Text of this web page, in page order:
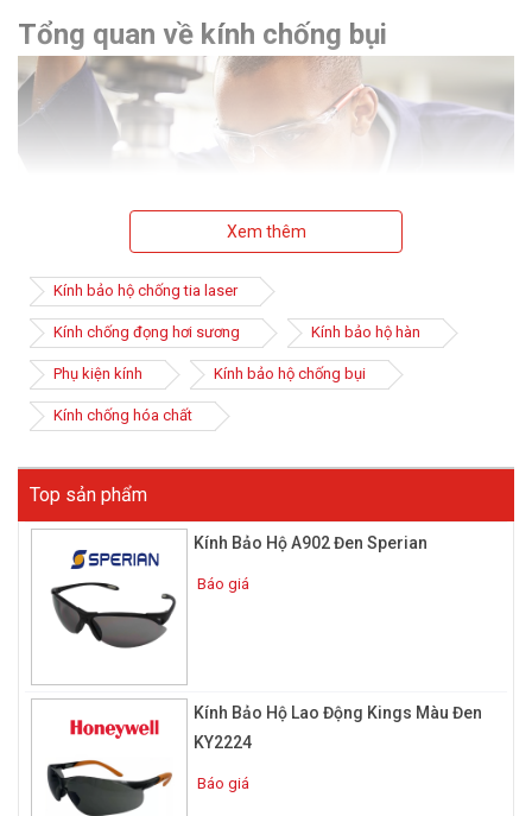
Tổng quan về kính chống bụi
Kính bảo hộ chống bụi thường được thiết kế hình vòng cung,
cong theo hình dáng khuôn mặt, giúp ôm sát phần mắt và ngăn
chặn bụi bẩn.
Màu kính thường trong suốt hoặc đen thêm nhiều lựa chọn với
phủ chống trầy xước giúp giảm thiểu tối đa sự bám bẩn của bụi.
Một vài lưu ý khi mua kính bảo hộ
chống bụi
Xem thêm
Kính bảo hộ chống tia laser
Kính chống đọng hơi sương Kính bảo hộ hàn
Phụ kiện kính Kính bảo hộ chống bụi
Kính chống hóa chất
Top sản phẩm
Kính Bảo Hộ A902 Đen Sperian
Báo giá
Kính Bảo Hộ Lao Động Kings Màu Đen
KY2224
Báo giá